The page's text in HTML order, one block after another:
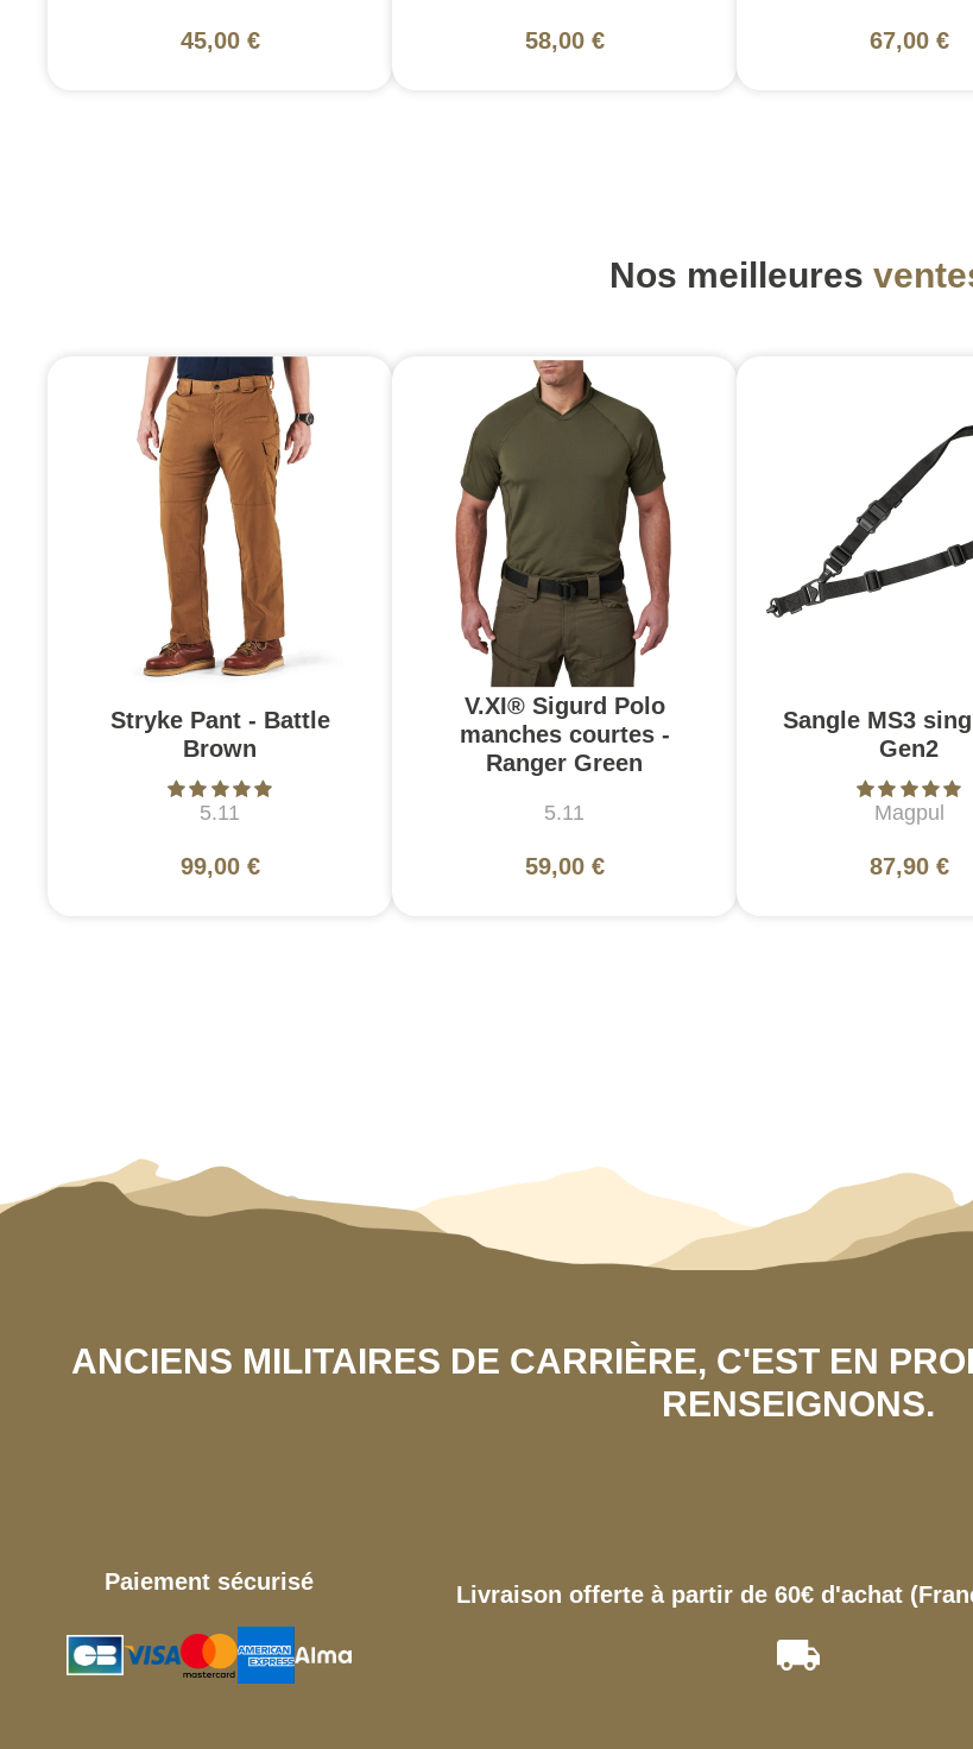
45,00 € 58,00 € 67,00 €
Nos meilleures
Stryke Pant - Battle
Brown
5.11
99,00 €
V.XI® Sigurd Polo
manches courtes -
Ranger Green
5.11
59,00 €
Sangle MS3
Gen2
Magpul
87,90 €
ANCIENS MILITAIRES DE CARRIÈRE, C'EST EN
RENSEIGNONS.
Paiement sécurisé Livraison offerte à partir de 60€ d'achat